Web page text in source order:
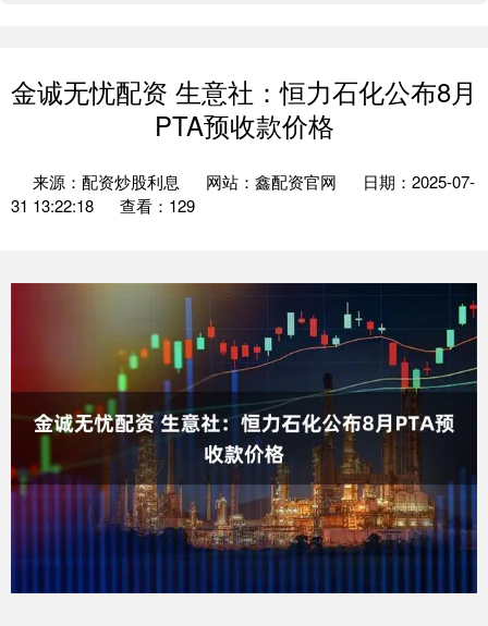
金诚无忧配资 生意社：恒力石化公布8月
PTA预收款价格
来源：配资炒股利息 网站：鑫配资官网
日期：2025-07-
31 13:22:18
查看：129